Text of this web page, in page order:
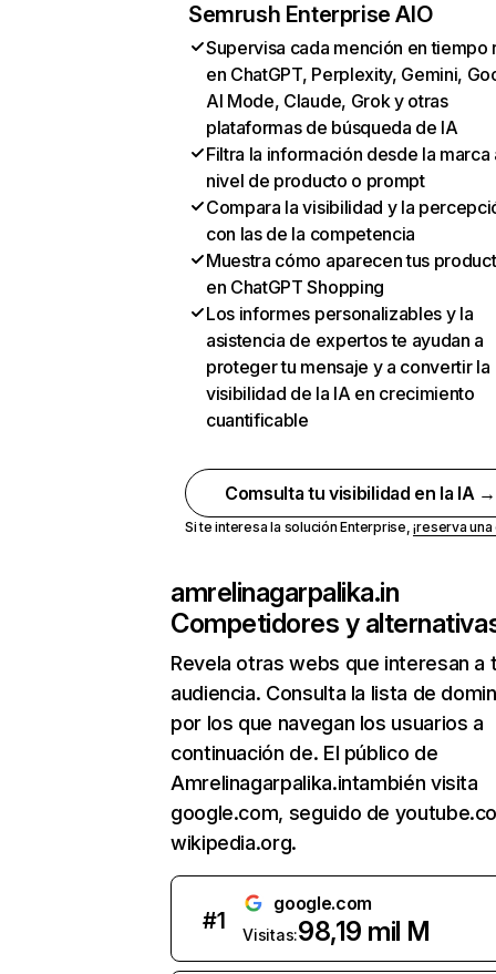
Semrush Enterprise AIO
Supervisa cada mención en tiempo
en ChatGPT, Perplexity, Gemini,
AI Mode, Claude, Grok y otras
plataformas de búsqueda de IA
Filtra la información desde la marca
nivel de producto o prompt
Compara la visibilidad y la
con las de la competencia
Muestra cómo aparecen tus
en ChatGPT Shopping
Los informes personalizables y la
asistencia de expertos te ayudan a
proteger tu mensaje y a convertir la
visibilidad de la IA en crecimiento
cuantificable
Comsulta tu visibilidad en la IA →
Si te interesa la solución Enterprise,¡reserva
amrelinagarpalika.in
Competidores y
Revela otras webs que interesan a
audiencia. Consulta la lista de
por los que navegan los usuarios a
continuación de. El público de
Amrelinagarpalika.intambién visita
google.com, seguido de
wikipedia.org.
#1
google.com
Visitas:98,19 mil M